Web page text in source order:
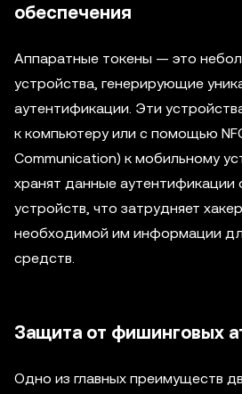
обеспечения
Аппаратные токены — это
устройства, генерирующие
аутентификации. Эти
к компьютеру или с помощью
Communication) к мобильному
хранят данные аутентификации
устройств, что затрудняет
необходимой им информации
средств.
Защита от фишинговых
Одно из главных преимуществ